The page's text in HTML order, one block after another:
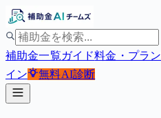
補助金一覧ガイド料金・プラン
イン
無料AI診断